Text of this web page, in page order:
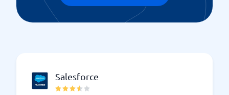
Salesforce